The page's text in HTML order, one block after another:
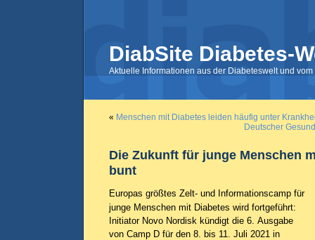
DiabSite Diabetes-
Aktuelle Informationen aus der Diabeteswelt und
« Menschen mit Diabetes leiden häufig unter
Deutscher
Die Zukunft für junge Menschen
bunt
Europas größtes Zelt- und Informationscamp für
junge Menschen mit Diabetes wird fortgeführt:
Initiator Novo Nordisk kündigt die 6. Ausgabe
von Camp D für den 8. bis 11. Juli 2021 in